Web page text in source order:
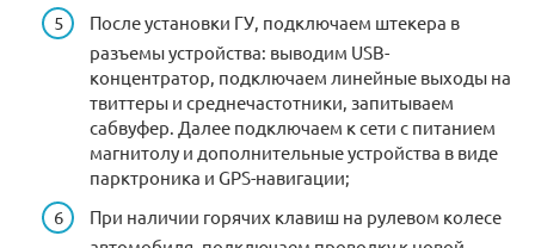
После установки ГУ, подключаем штекера в
разъемы устройства: выводим USB-
концентратор, подключаем линейные выходы на
твиттеры и среднечастотники, запитываем
сабвуфер. Далее подключаем к сети с питанием
магнитолу и дополнительные устройства в виде
парктроника и GPS-навигации;
При наличии горячих клавиш на рулевом колесе